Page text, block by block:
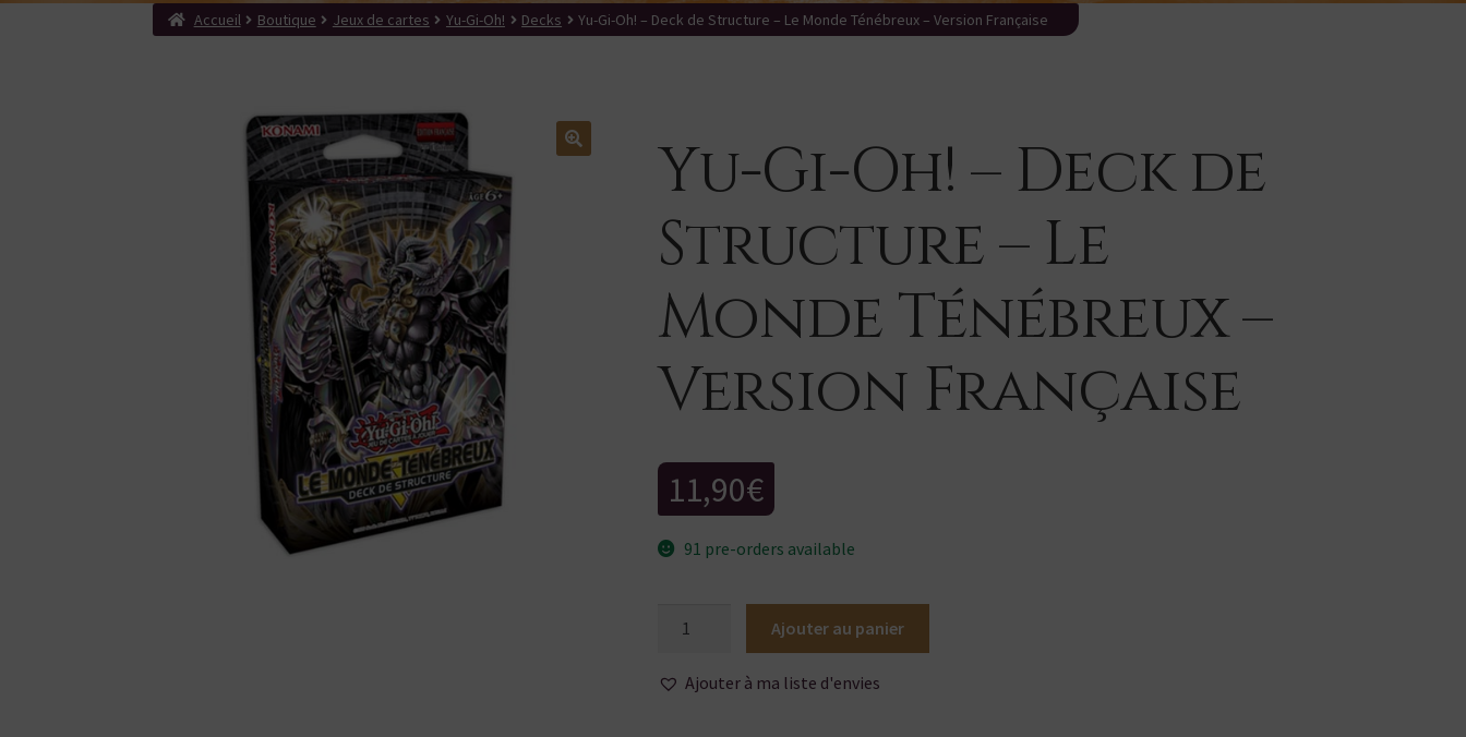
Accueil Boutique Jeux de cartes Yu-Gi-Oh! Decks Yu-Gi-Oh! – Deck de Structure – Le Monde Ténébreux – Version Française
Yu-Gi-Oh! – Deck de
Structure – Le
Monde Ténébreux –
Version Française
11,90€
91 pre-orders available
Gi-
Ajouter au panier
Ajouter à ma liste d'envies